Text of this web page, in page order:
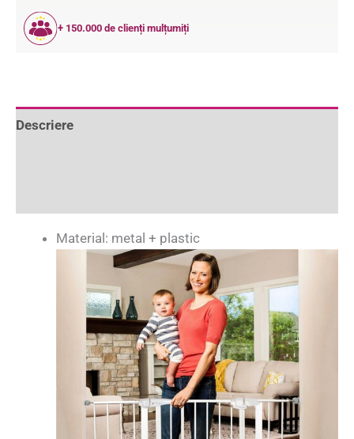
+ 150.000 de clienți mulțumiți
Descriere
Material: metal + plastic